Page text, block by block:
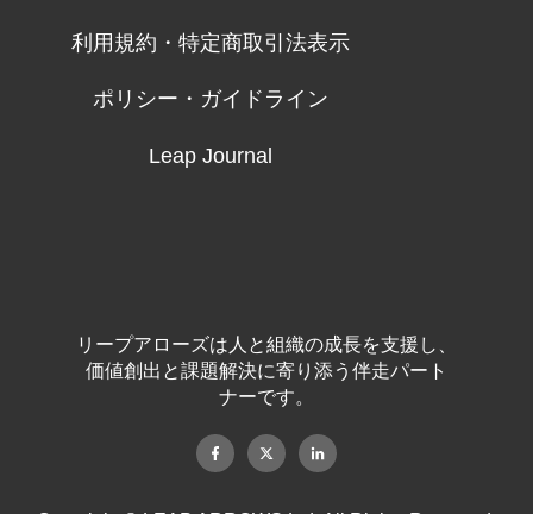
利用規約・特定商取引法表示
ポリシー・ガイドライン
Leap Journal
リープアローズは人と組織の成長を支援し、
価値創出と課題解決に寄り添う伴走パート
ナーです。